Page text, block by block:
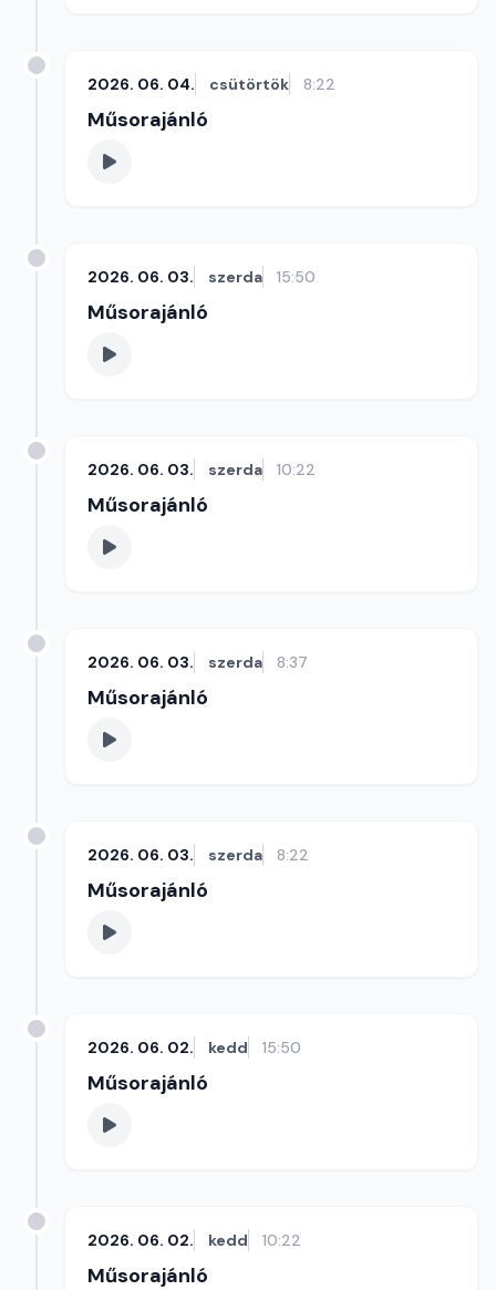
2026. 06. 04. csütörtök 8:22
Műsorajánló
2026. 06. 03. szerda 15:50
Műsorajánló
2026. 06. 03. szerda 10:22
Műsorajánló
2026. 06. 03. szerda 8:37
Műsorajánló
2026. 06. 03. szerda 8:22
Műsorajánló
2026. 06. 02. kedd 15:50
Műsorajánló
2026. 06. 02. kedd 10:22
Műsorajánló